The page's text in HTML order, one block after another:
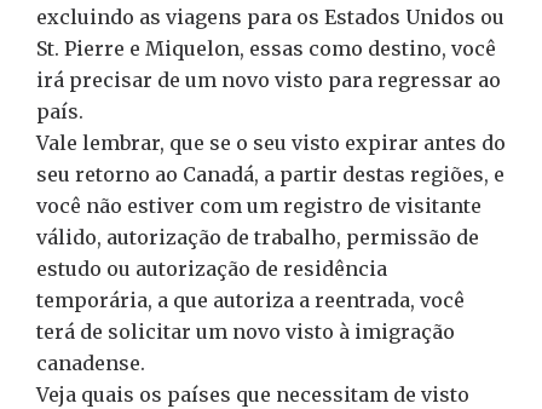
excluindo as viagens para os Estados Unidos ou
St. Pierre e Miquelon, essas como destino, você
irá precisar de um novo visto para regressar ao
país.
Vale lembrar, que se o seu visto expirar antes do
seu retorno ao Canadá, a partir destas regiões, e
você não estiver com um registro de visitante
válido, autorização de trabalho, permissão de
estudo ou autorização de residência
temporária, a que autoriza a reentrada, você
terá de solicitar um novo visto à imigração
canadense.
Veja quais os países que necessitam de visto